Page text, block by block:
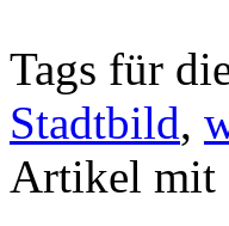
Tags für
Stadtbild,
Artikel mit